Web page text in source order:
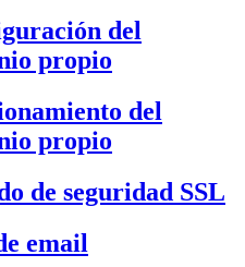
del
propio
del
propio
de seguridad SSL
email